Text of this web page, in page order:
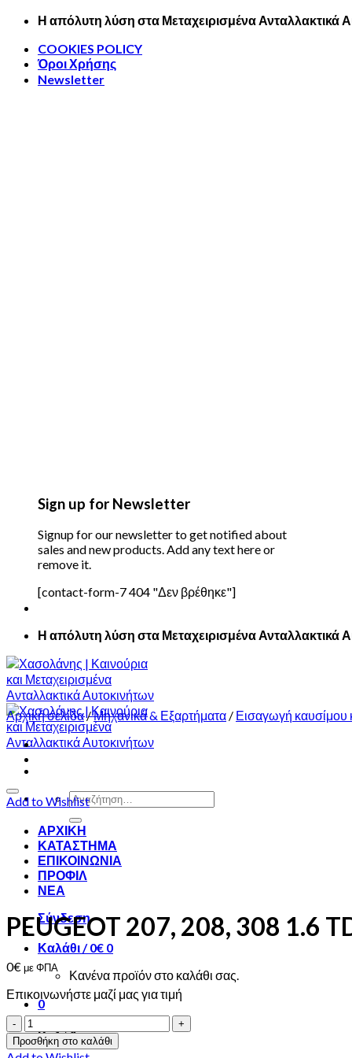
Skip
content
Η απόλυτη λύση στα Μεταχειρισμένα Ανταλλακτικά
COOKIES POLICY
Όροι Χρήσης
Newsletter
Sign up for Newsletter
Signup for our newsletter to get notified about
sales and new products. Add any text here or
remove it.
[contact-form-7 404 "Δεν βρέθηκε"]
Η απόλυτη λύση στα Μεταχειρισμένα Ανταλλακτικά
Αναζήτηση
ΑΡΧΙΚΗ
ΚΑΤΑΣΤΗΜΑ
ΕΠΙΚΟΙΝΩΝΙΑ
ΠΡΟΦΙΛ
ΝΕΑ
Σύνδεση
Καλάθι /0€ 0
Κανένα προϊόν στο καλάθι σας.
0
Καλάθι
Αρχική σελίδα/Μηχανικά & Εξαρτήματα / Εισαγωγή καυσίμου
Add to Wishlist
PEUGEOT 207, 208, 308 1.6
0€με ΦΠΑ
Επικοινωνήστε μαζί μας για τιμή
PEUGEOT
207,
208,
Προσθήκη στο καλάθι